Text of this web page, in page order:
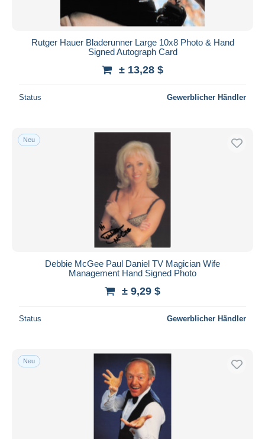
Rutger Hauer Bladerunner Large 10x8 Photo & Hand
Signed Autograph Card
± 13,28 $
Status Gewerblicher Händler
Neu
Debbie McGee Paul Daniel TV Magician Wife
Management Hand Signed Photo
± 9,29 $
Status Gewerblicher Händler
Neu